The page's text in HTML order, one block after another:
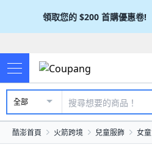
領取您的 $200 首購優惠卷!
全部
酷澎首頁 火箭跨境 兒童服飾 女童